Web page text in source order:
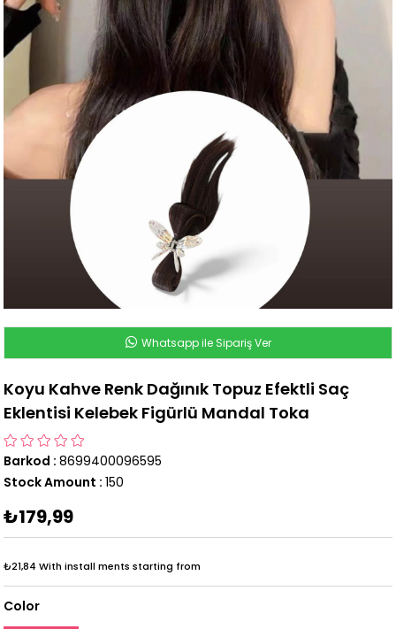
Whatsapp ile Sipariş Ver
Koyu Kahve Renk Dağınık Topuz Efektli Saç
Eklentisi Kelebek Figürlü Mandal Toka
Barkod : 8699400096595
Stock Amount : 150
₺179,99
₺21,84 With install ments starting from
Color